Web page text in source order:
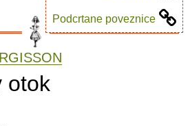
Podcrtane poveznice
otok